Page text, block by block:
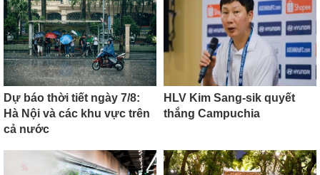
Dự báo thời tiết ngày 7/8:
Hà Nội và các khu vực trên
cả nước
HLV Kim Sang-sik quyết
thắng Campuchia